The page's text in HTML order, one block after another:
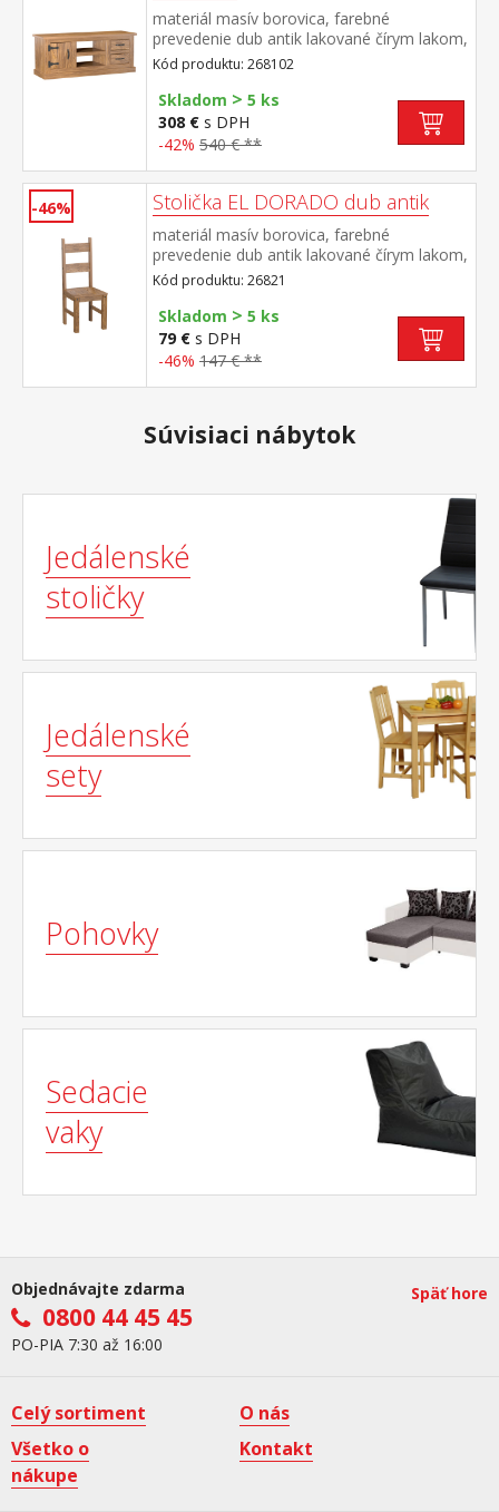
materiál masív borovica, farebné
prevedenie dub antik lakované čírym lakom,
vlis drevenej štruktúry 1 dvierka, 2 zásuvky,
2 otvorené police súčasť zostavy EL
DORADO
Kód produktu: 268102
Skladom > 5 ks
308 € s DPH
-42% 540 € **
-46% Stolička EL DORADO dub antik
materiál masív borovica, farebné
prevedenie dub antik lakované čírym lakom,
vlis drevenej štruktúry súčasť zostavy EL
DORADO
Kód produktu: 26821
Skladom > 5 ks
79 € s DPH
-46% 147 € **
Súvisiaci nábytok
Jedálenské
stoličky
Jedálenské
sety
Pohovky
Sedacie
vaky
Objednávajte zdarma
0800 44 45 45
PO-PIA 7:30 až 16:00
Späť hore
Celý sortiment
O nás
Všetko o
nákupe
Kontakt